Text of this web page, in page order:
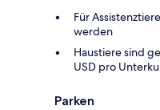
Für
werden
Haustiere sind
USD pro
Parken